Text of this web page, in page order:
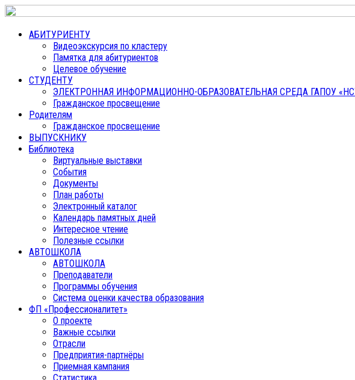
АБИТУРИЕНТУ
Видеоэкскурсия по кластеру
Памятка для абитуриентов
Целевое обучение
СТУДЕНТУ
ЭЛЕКТРОННАЯ ИНФОРМАЦИОННО-ОБРАЗОВАТЕЛЬНАЯ СРЕДА ГАПОУ
Гражданское просвещение
Родителям
Гражданское просвещение
ВЫПУСКНИКУ
Библиотека
Виртуальные выставки
События
Документы
План работы
Электронный каталог
Календарь памятных дней
Интересное чтение
Полезные ссылки
АВТОШКОЛА
АВТОШКОЛА
Преподаватели
Программы обучения
Система оценки качества образования
ФП «Профессионалитет»
О проекте
Важные ссылки
Отрасли
Предприятия-партнёры
Приемная кампания